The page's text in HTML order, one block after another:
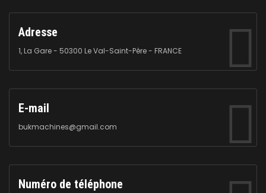
Adresse
1, La Gare - 50300 Le Val-Saint-Père - FRANCE
E-mail
bukmachines@gmail.com
Numéro de téléphone